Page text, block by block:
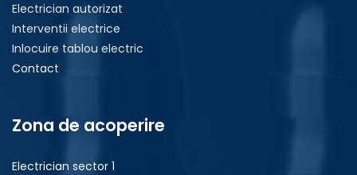
Electrician autorizat
Interventii electrice
Inlocuire tablou electric
Contact
Zona de acoperire
Electrician sector 1